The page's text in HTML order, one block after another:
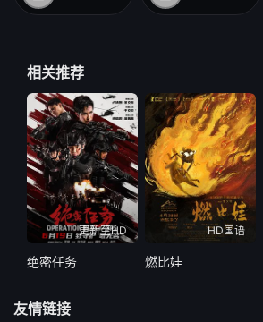
相关推荐
更新至HD
绝密任务
HD国语
燃比娃
友情链接